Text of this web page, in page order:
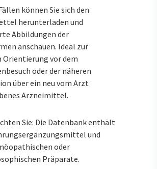
können Sie sich den
herunterladen und
Abbildungen der
anschauen. Ideal zur
Orientierung vor dem
oder der näheren
über ein neu vom Arzt
Arzneimittel.
Sie: Die Datenbank enthält
und
oder
Präparate.